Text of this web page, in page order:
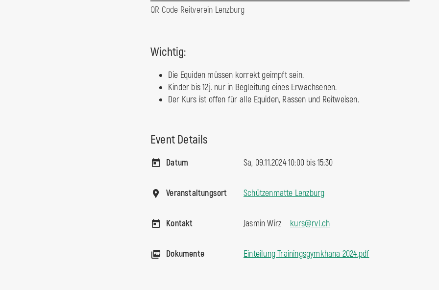
QR Code Reitverein Lenzburg
Wichtig:
Die Equiden müssen korrekt geimpft sein.
Kinder bis 12j. nur in Begleitung eines Erwachsenen.
Der Kurs ist offen für alle Equiden, Rassen und Reitweisen.
Event Details
Datum Sa, 09.11.2024 10:00 bis15:30
Veranstaltungsort Schützenmatte Lenzburg
Kontakt Jasmin Wirz kurs@rvl.ch
Dokumente Einteilung Trainingsgymkhana 2024.pdf